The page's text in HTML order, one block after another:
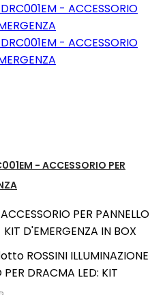
- ACCESSORIO PER
PER PANNELLO
D'EMERGENZA IN BOX
ROSSINI ILLUMINAZIONE
DRACMA LED: KIT